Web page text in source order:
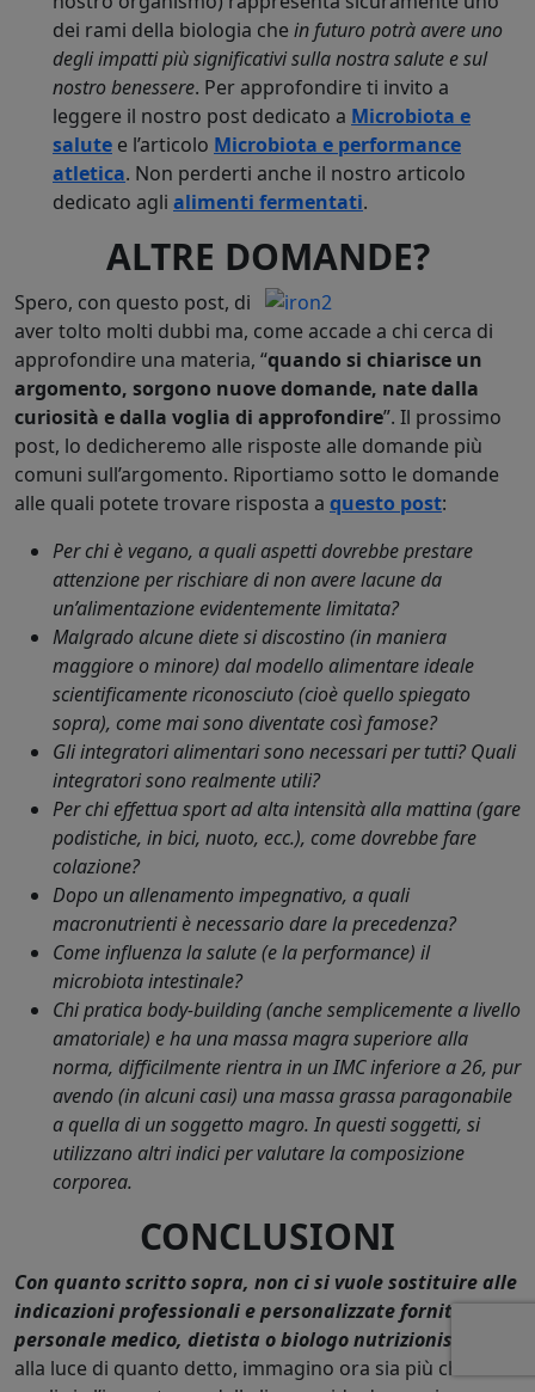
dei rami della biologia che in futuro potrà avere uno
degli impatti più significativi sulla nostra salute e sul
nostro benessere. Per approfondire ti invito a
leggere il nostro post dedicato a Microbiota e
salute e l’articolo Microbiota e performance
atletica. Non perderti anche il nostro articolo
dedicato agli alimenti fermentati.
ALTRE DOMANDE?
Spero, con questo post, di
aver tolto molti dubbi ma, come accade a chi cerca di
approfondire una materia, “quando si chiarisce un
argomento, sorgono nuove domande, nate dalla
curiosità e dalla voglia di approfondire”. Il prossimo
post, lo dedicheremo alle risposte alle domande più
comuni sull’argomento. Riportiamo sotto le domande
alle quali potete trovare risposta a questo post:
Per chi è vegano, a quali aspetti dovrebbe prestare
attenzione per rischiare di non avere lacune da
un’alimentazione evidentemente limitata?
Malgrado alcune diete si discostino (in maniera
maggiore o minore) dal modello alimentare ideale
scientificamente riconosciuto (cioè quello spiegato
sopra), come mai sono diventate così famose?
Gli integratori alimentari sono necessari per tutti? Quali
integratori sono realmente utili?
Per chi effettua sport ad alta intensità alla mattina (gare
podistiche, in bici, nuoto, ecc.), come dovrebbe fare
colazione?
Dopo un allenamento impegnativo, a quali
macronutrienti è necessario dare la precedenza?
Come influenza la salute (e laperformance) il
microbiota intestinale?
Chi pratica body-building (anche semplicemente a livello
amatoriale) e ha una massa magra superiore alla
norma, difficilmente rientra in un IMC inferiore a 26, pur
avendo (in alcuni casi) una massa grassa paragonabile
a quella di un soggetto magro. In questi soggetti, si
utilizzano altri indici per valutare la composizione
corporea.
CONCLUSIONI
Con quanto scritto sopra, non ci si vuole sostituire alle
indicazioni professionali e personalizzate fornite da
personale medico, dietista o biologo nutrizionista
alla luce di quanto detto, immagino ora sia più chiaro